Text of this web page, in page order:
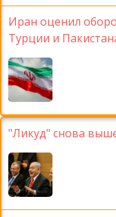
Иран оценил
Турции и
"Ликуд" снова